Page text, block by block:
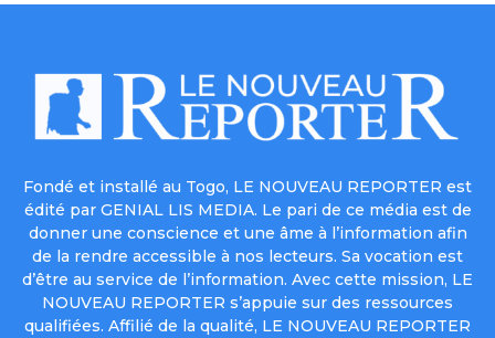
Fondé et installé au Togo, LE NOUVEAU REPORTER est
édité par GENIAL LIS MEDIA. Le pari de ce média est de
donner une conscience et une âme à l’information afin
de la rendre accessible à nos lecteurs. Sa vocation est
d’être au service de l’information. Avec cette mission, LE
NOUVEAU REPORTER s’appuie sur des ressources
qualifiées. Affilié de la qualité, LE NOUVEAU REPORTER